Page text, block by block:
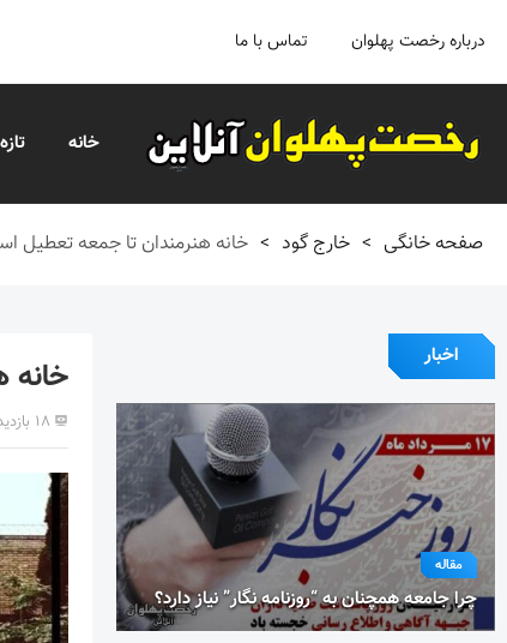
درباره رخصت پهلوان تماس با ما
خانه
صفحه خانگی > خارج گود > خانه هنرمندان تا جمعه تعطیل
اخبار
مقاله
چرا جامعه همچنان به “روزنامه نگار” نیاز دارد؟
۱۸ بازدید